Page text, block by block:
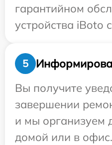
гарантийном
устройства iBoto
5
Вы получите
завершении
и мы организуем
домой или в офис.